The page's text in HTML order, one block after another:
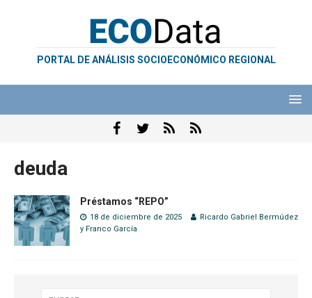
PORTAL DE ANÁLISIS SOCIOECONÓMICO REGIONAL
deuda
Préstamos “REPO”
18 de diciembre de 2025
Ricardo Gabriel Bermúdez
y Franco García